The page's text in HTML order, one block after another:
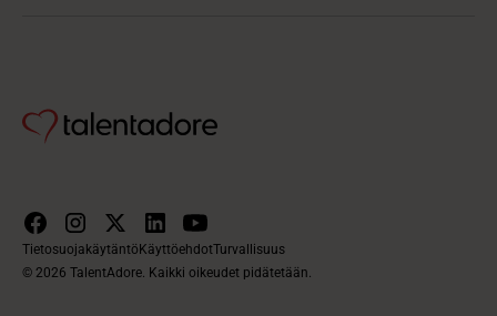
TietosuojakäytäntöKäyttöehdotTurvallisuus
© 2026 TalentAdore. Kaikki oikeudet pidätetään.